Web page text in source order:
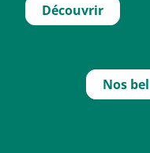
Découvrir
Nos